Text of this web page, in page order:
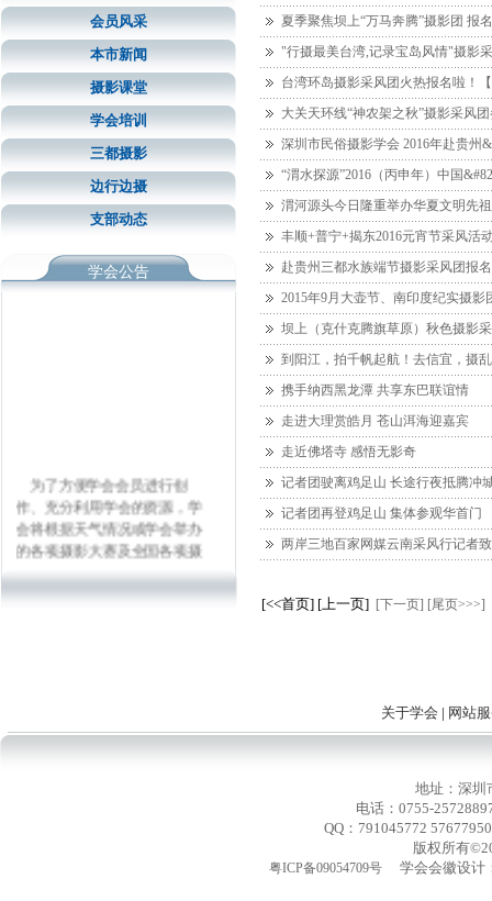
会员风采
本市新闻
摄影课堂
学会培训
三都摄影
边行边摄
支部动态
学会公告
为了方便学会会员进行创
作、充分利用学会的资源，学
会将根据天气情况或学会举办
的各项摄影大赛及全国各项摄
夏季聚焦坝上“万马奔腾”摄影团 报
"行摄最美台湾,记录宝岛风情"摄影
台湾环岛摄影采风团火热报名啦！
大关天环线“神农架之秋”摄影采风
深圳市民俗摄影学会 2016年赴贵州
“渭水探源”2016（丙申年）中国
渭河源头今日隆重举办华夏文明先
丰顺+普宁+揭东2016元宵节采风活
赴贵州三都水族端节摄影采风团报
2015年9月大壶节、南印度纪实摄影
坝上（克什克腾旗草原）秋色摄影
到阳江，拍千帆起航！去信宜，摄
携手纳西黑龙潭 共享东巴联谊情
走进大理赏皓月 苍山洱海迎嘉宾
走近佛塔寺 感悟无影奇
记者团驶离鸡足山 长途行夜抵腾冲
记者团再登鸡足山 集体参观华首门
两岸三地百家网媒云南采风行记者
[<<首页] [上一页] [下一页] [尾页>>>]
关于学会 | 网站
地址：深圳
电话：0755-
QQ：791045772
版权所有
粤ICP备09054709号学会会徽设计